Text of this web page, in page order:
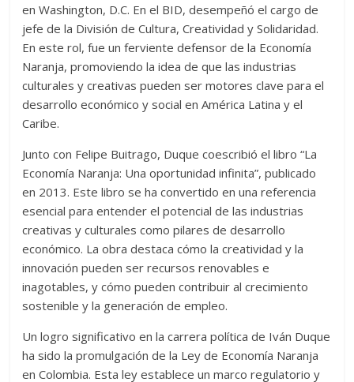
en Washington, D.C. En el BID, desempeñó el cargo de
jefe de la División de Cultura, Creatividad y Solidaridad.
En este rol, fue un ferviente defensor de la Economía
Naranja, promoviendo la idea de que las industrias
culturales y creativas pueden ser motores clave para el
desarrollo económico y social en América Latina y el
Caribe.
Junto con Felipe Buitrago, Duque coescribió el libro “La
Economía Naranja: Una oportunidad infinita”, publicado
en 2013. Este libro se ha convertido en una referencia
esencial para entender el potencial de las industrias
creativas y culturales como pilares de desarrollo
económico. La obra destaca cómo la creatividad y la
innovación pueden ser recursos renovables e
inagotables, y cómo pueden contribuir al crecimiento
sostenible y la generación de empleo.
Un logro significativo en la carrera política de Iván Duque
ha sido la promulgación de la Ley de Economía Naranja
en Colombia. Esta ley establece un marco regulatorio y